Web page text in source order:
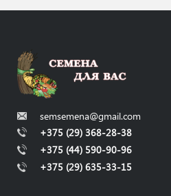
semsemena@gmail.com
+375 (29) 368-28-38
+375 (44) 590-90-96
+375 (29) 635-33-15